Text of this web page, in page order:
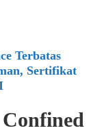
Terbatas
Sertifikat